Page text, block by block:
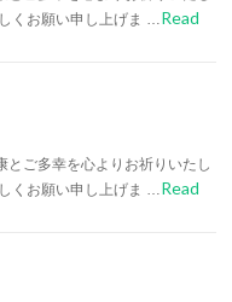
くお願い申し上げま …Read
とご多幸を心よりお祈りいたし
くお願い申し上げま …Read